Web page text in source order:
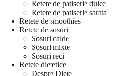
Retete de patiserie dulce
Retete de patiserie sarata
Retete de smoothies
Retete de sosuri
Sosuri calde
Sosuri mixte
Sosuri reci
Retete dietetice
Despre Diete